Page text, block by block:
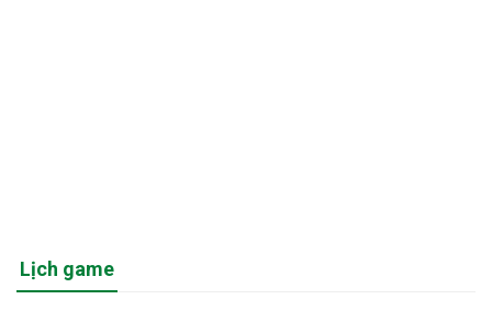
Lịch game